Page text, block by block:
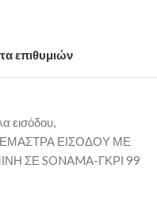
επιθυμιών
εισόδου,
ΕΙΣΟΔΟΥ ΜΕ
ΣΕ SONAMA-ΓΚΡΙ 99